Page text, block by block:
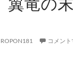
コメント